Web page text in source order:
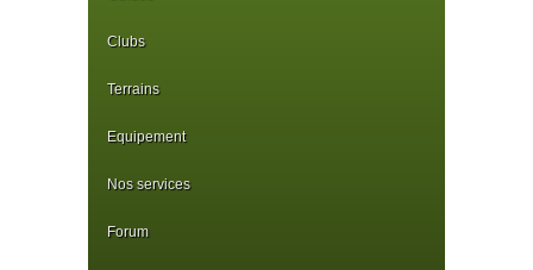
Clubs
Terrains
Equipement
Nos services
Forum